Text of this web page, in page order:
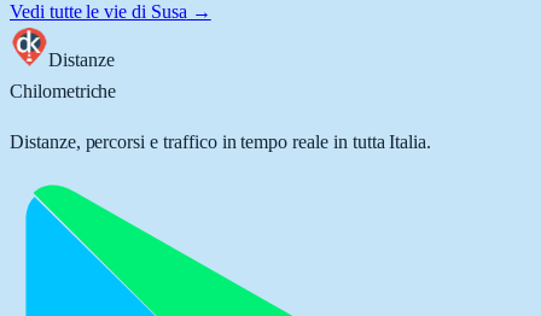
Vedi tutte le vie di Susa →
Distanze
Chilometriche
Distanze, percorsi e traffico in tempo reale in tutta Italia.